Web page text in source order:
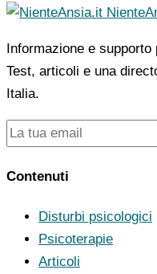
Informazione e
Test, articoli e una
Italia.
Contenuti
Disturbi psicologici
Psicoterapie
Articoli